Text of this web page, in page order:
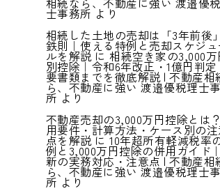
士事務所 より
相続した土地の売却は「3年前後
鉄則｜使える特例と売却スケジュ
ルを解説に相続空き家の3,000
別控除｜令和6年改正・1億円判
要書類までを徹底解説 | 不動産相
ら、不動産に強い 渡邉優税理士
所より
不動産売却の3,000万円控除とは
用要件・計算方法・ケース別の
点を解説に10年超所有軽減税率
例と3,000万円控除の併用ガイド
新の実務対応・注意点 | 不動産相
ら、不動産に強い 渡邉優税理士
所より